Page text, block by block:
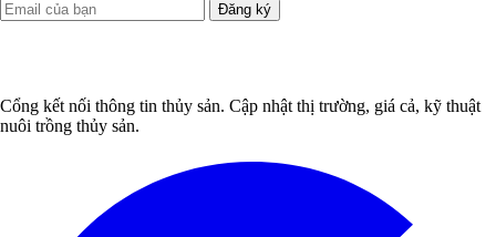
Đăng ký
Cổng kết nối thông tin thủy sản. Cập nhật thị trường, giá cả, kỹ thuật
nuôi trồng thủy sản.